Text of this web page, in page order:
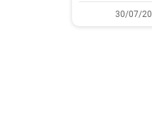
30/07/